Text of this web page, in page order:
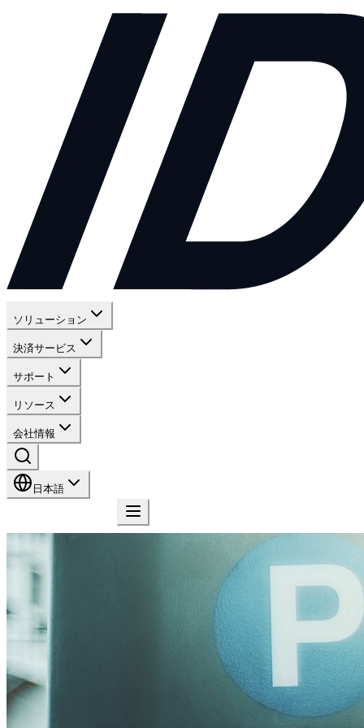
ソリューション
決済サービス
サポート
リソース
会社情報
日本語